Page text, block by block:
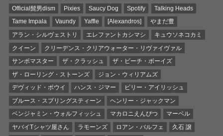
Official髭男dism
Pixies Saucy Dog Spotify
Talking Heads
Tame Impala
Vaundy Yaffle [Alexandros]
やまだ豊
アラン・シルヴェストリ
エレファントカシマシ
キュウソネコカミ
クイーン
クリーデンス・クリアウォーター・リヴァイヴァル
サンボマスター
ザ・クラッシュ
ザ・ビーチ・ボーイズ
ザ・ローリング・ストーンズ
ジョン・ウィリアムズ
デヴィッド・ボウイ
ハンス・ジマー
ビリー・アイリッシュ
ブルース・スプリングスティーン
ヘンリー・ジャックマン
ベンジャミン・ウォルフィッシュ
マカロニえんぴつ
マーベル
ヤバイTシャツ屋さん
ラモーンズ ロアン・バルフェ
久石 譲